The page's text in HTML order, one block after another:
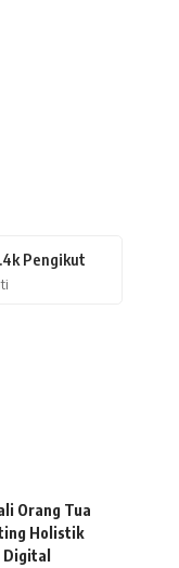
Pengikut
Orang Tua
Holistik